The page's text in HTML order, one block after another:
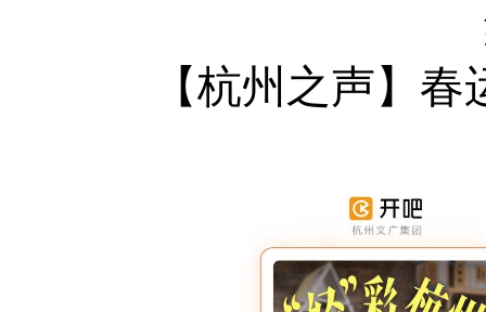
【杭州之声】